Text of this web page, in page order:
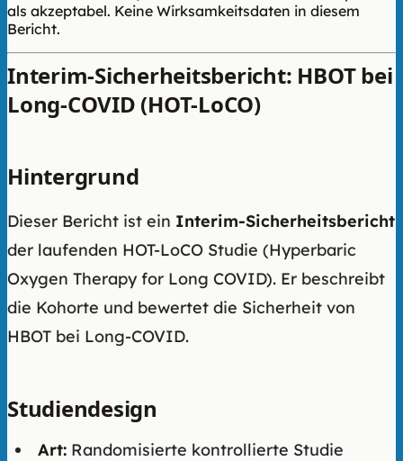
als akzeptabel. Keine Wirksamkeitsdaten in diesem
Bericht.
Interim-Sicherheitsbericht: HBOT bei
Long-COVID (HOT-LoCO)
Hintergrund
Dieser Bericht ist ein Interim-Sicherheitsbericht
der laufenden HOT-LoCO Studie (Hyperbaric
Oxygen Therapy for Long COVID). Er beschreibt
die Kohorte und bewertet die Sicherheit von
HBOT bei Long-COVID.
Studiendesign
Art: Randomisierte kontrollierte Studie